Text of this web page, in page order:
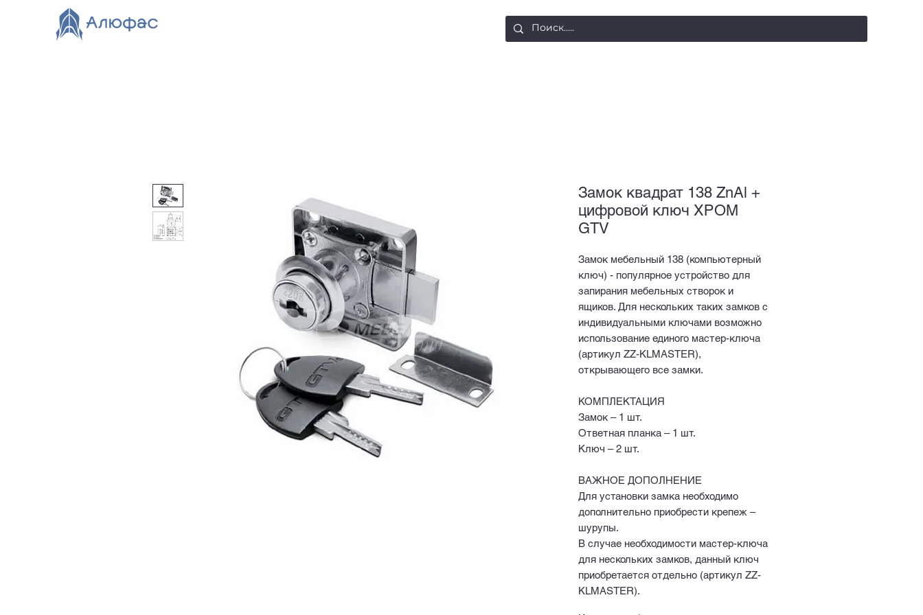
Замок квадрат 138 ZnAl +
цифровой ключ ХРОМ
GTV
Замок мебельный 138 (компьютерный
ключ) - популярное устройство для
запирания мебельных створок и
ящиков. Для нескольких таких замков с
индивидуальными ключами возможно
использование единого мастер-ключа
(артикул ZZ-KLMASTER),
открывающего все замки.
КОМПЛЕКТАЦИЯ
Замок – 1 шт.
Ответная планка – 1 шт.
Ключ – 2 шт.
ВАЖНОЕ ДОПОЛНЕНИЕ
Для установки замка необходимо
дополнительно приобрести крепеж –
шурупы.
В случае необходимости мастер-ключа
для нескольких замков, данный ключ
приобретается отдельно (артикул ZZ-
KLMASTER).